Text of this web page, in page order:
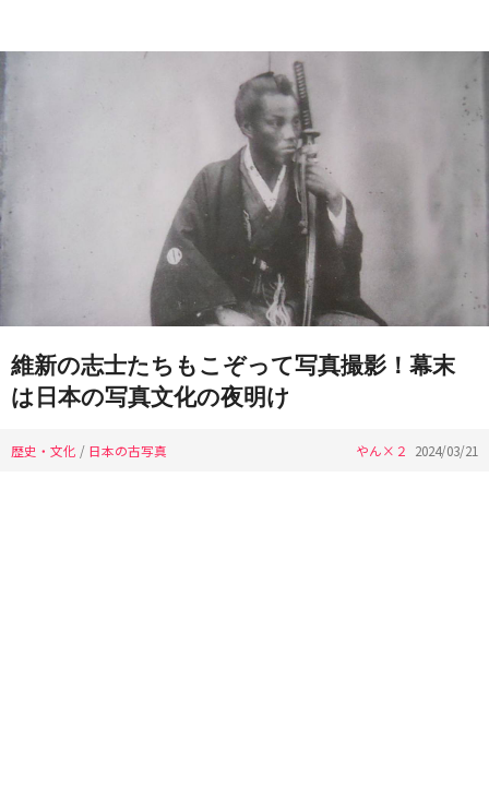
維新の志士たちもこぞって写真撮影！幕末
は日本の写真文化の夜明け
歴史・文化 / 日本の古写真 やん×２ 2024/03/21